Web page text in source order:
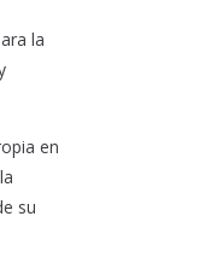
la
en
su